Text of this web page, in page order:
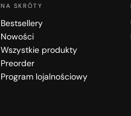
NA SKRÓTY
Bestsellery
Nowości
Wszystkie produkty
Preorder
Program lojalnościowy